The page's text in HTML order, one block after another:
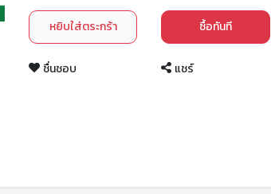
หยิบใส่ตระกร้า ซื้อทันที
ชื่นชอบ แชร์